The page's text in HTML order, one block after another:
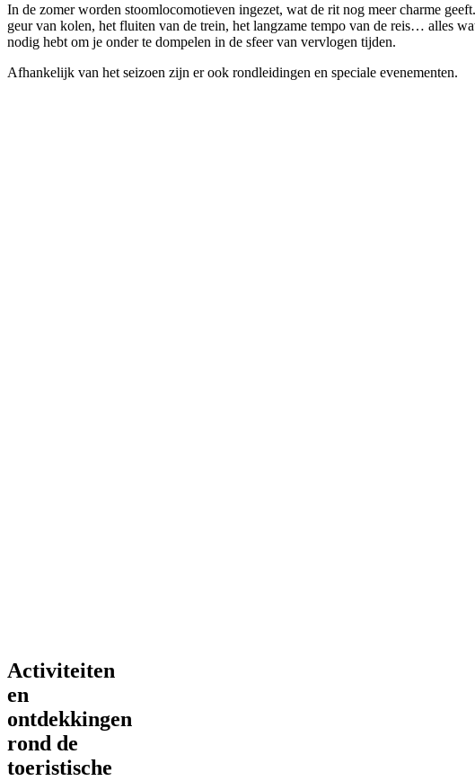
In de zomer worden stoomlocomotieven ingezet, wat de rit nog meer charme
geur van kolen, het fluiten van de trein, het langzame tempo van de reis… alles
nodig hebt om je onder te dompelen in de sfeer van vervlogen tijden.
Afhankelijk van het seizoen zijn er ook rondleidingen en speciale evenementen.
Activiteiten
en
ontdekkingen
rond de
toeristische